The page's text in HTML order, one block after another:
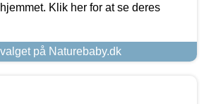
Klik her for at se deres
på Naturebaby.dk